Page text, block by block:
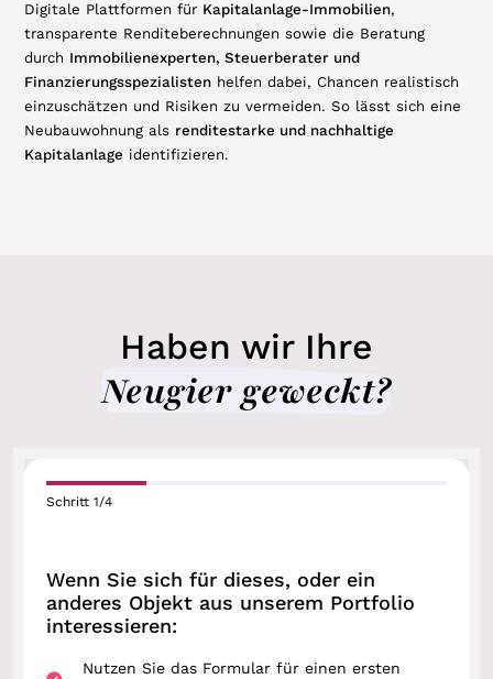
Digitale Plattformen für Kapitalanlage-Immobilien,
transparente Renditeberechnungen sowie die Beratung
durch Immobilienexperten, Steuerberater und
Finanzierungsspezialisten helfen dabei, Chancen realistisch
einzuschätzen und Risiken zu vermeiden. So lässt sich eine
Neubauwohnung als renditestarke und nachhaltige
Kapitalanlage identifizieren.
Haben wir Ihre
Neugier geweckt?
Schritt1/4
Wenn Sie sich für dieses, oder ein
anderes Objekt aus unserem Portfolio
interessieren:
Nutzen Sie das Formular für einen ersten